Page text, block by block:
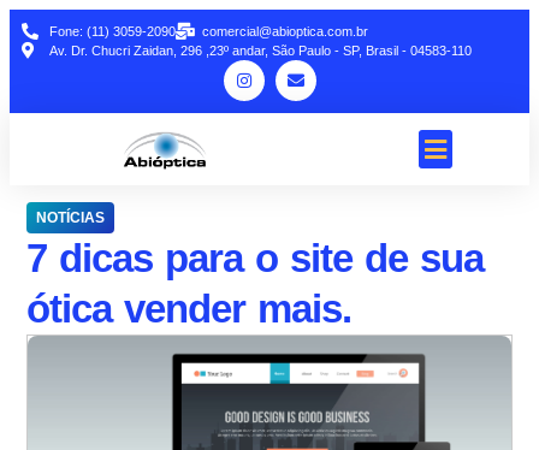
Fone: (11) 3059-2090
comercial@abioptica.com.br
Av. Dr. Chucri Zaidan, 296 ,23º andar, São Paulo - SP, Brasil - 04583-110
NOTÍCIAS
7 dicas para o site de sua
ótica vender mais.